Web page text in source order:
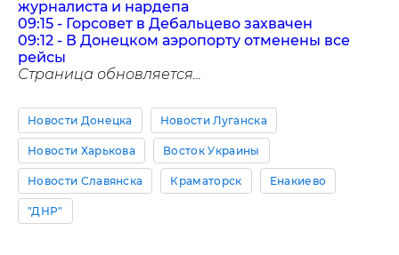
журналиста и нардепа
09:15 - Горсовет в Дебальцево захвачен
09:12 - В Донецком аэропорту отменены все
рейсы
Страница обновляется...
Новости Донецка Новости Луганска
Новости Харькова Восток Украины
Новости Славянска Краматорск Енакиево
"ДНР"